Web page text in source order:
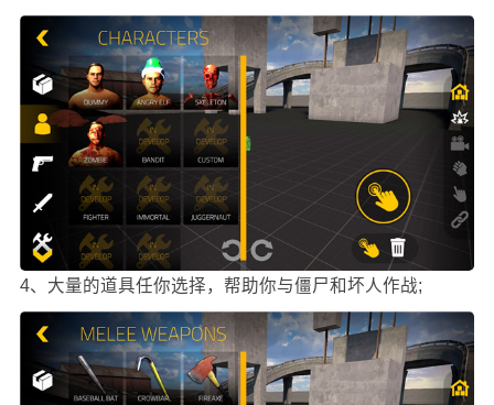
4、大量的道具任你选择，帮助你与僵尸和坏人作战;